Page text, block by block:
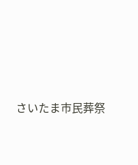
さいたま市民葬祭